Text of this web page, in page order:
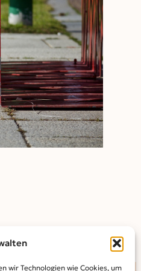
wir Technologien wie Cookies, um